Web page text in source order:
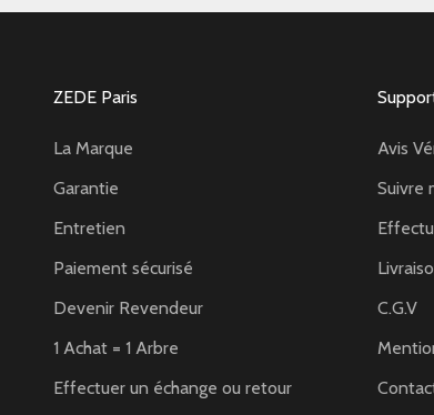
ZEDE Paris
La Marque
Garantie
Entretien
Paiement sécurisé
Devenir Revendeur
1 Achat = 1 Arbre
Effectuer un échange ou retour
Avis
Suivre
C.G.V